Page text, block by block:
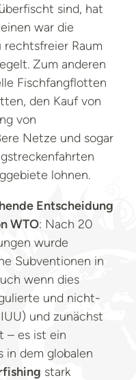
sind, hat
war die
rechtsfreier Raum
Zum anderen
Fischfangflotten
den Kauf von
von
Netze und sogar
lohnen.
Entscheidung
WTO: Nach 20
wurde
Subventionen in
wenn dies
und nicht-
und zunächst
– es ist ein
in dem globalen
stark